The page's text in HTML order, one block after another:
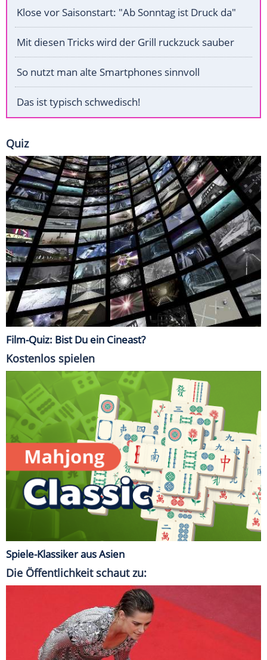
Klose vor Saisonstart: "Ab Sonntag ist Druck da"
Mit diesen Tricks wird der Grill ruckzuck sauber
So nutzt man alte Smartphones sinnvoll
Das ist typisch schwedisch!
Quiz
Film-Quiz: Bist Du ein Cineast?
Kostenlos spielen
Spiele-Klassiker aus Asien
Die Öffentlichkeit schaut zu: